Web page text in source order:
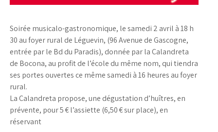
Soirée musicalo-gastronomique, le samedi 2 avril à 18 h
30 au foyer rural de Léguevin, (96 Avenue de Gascogne,
entrée par le Bd du Paradis), donnée par la Calandreta
de Bocona, au profit de l’école du même nom, qui tiendra
ses portes ouvertes ce même samedi à 16 heures au foyer
rural.
La Calandreta propose, une dégustation d’huîtres, en
prévente, pour 5 € l’assiette (6,50 € sur place), en
réservant